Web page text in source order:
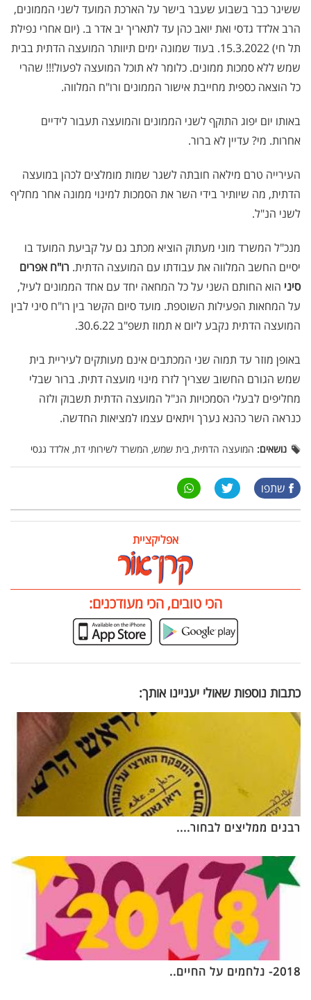
ששיגר כבר בשבוע שעבר בישר על הארכת המועד לשני הממונים,
הרב אלדד גדסי ואת יואב כהן עד לתאריך יב אדר ב. (יום אחרי נפילת
תל חי) 15.3.2022. בעוד שמונה ימים תיוותר המועצה הדתית בבית
שמש ללא סמכות ממונים. כלומר לא תוכל המועצה לפעול!!! שהרי
כל הוצאה כספית מחייבת אישור הממונים ורו"ח המלווה.
באותו יום יפוג התוקף לשני הממונים והמועצה תעבור לידיים
אחרות. מי? עדיין לא ברור.
העירייה טרם מילאה חובתה לשגר שמות מומלצים לכהן במועצה
הדתית, מה שיותיר בידי השר את הסמכות למינוי ממונה אחר מחליף
לשני הנ"ל.
מנכ"ל המשרד מוני מעתוק הוציא מכתב גם על קביעת המועד בו
יסיים החשב המלווה את עבודתו עם המועצה הדתית. רו"ח אפרים
סיני הוא החותם השני על כל המחאה יחד עם אחד הממונים לעיל,
על המחאות הפעילות השוטפת. מועד סיום הקשר בין רו"ח סיני לבין
המועצה הדתית נקבע ליום א תמוז תשפ"ב 30.6.22.
באופן מוזר עד תמוה שני המכתבים אינם מעותקים לעיריית בית
שמש הגורם החשוב שצריך לזרז מינוי מועצה דתית. ברור שבלי
מחליפים לבעלי הסמכויות הנ"ל המועצה הדתית תשבוק ולזה
כנראה השר כהנא נערך ויתאים עצמו למציאות החדשה.
נושאים: המועצה הדתית, בית שמש, המשרד לשירותי דת, אלדד גגסי
שתפו
אפליקציית
הכי טובים, הכי מעודכנים:
כתבות נוספות שאולי יעניינו אותך:
רבנים ממליצים לבחור....
2018- נלחמים על החיים..